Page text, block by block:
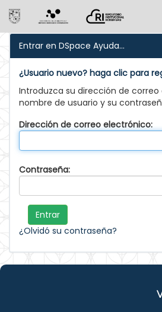
navigation
Entrar en DSpace Ayuda...
¿Usuario nuevo? haga clic para
Introduzca su dirección de
nombre de usuario y su
Dirección de correo electrónico:
Contraseña:
¿Olvidó su contraseña?